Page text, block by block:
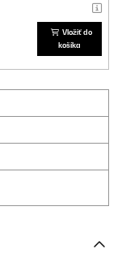
Vložiť do
košíka